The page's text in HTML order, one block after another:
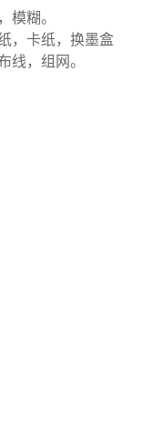
模糊。
，卡纸，换墨盒
线，组网。